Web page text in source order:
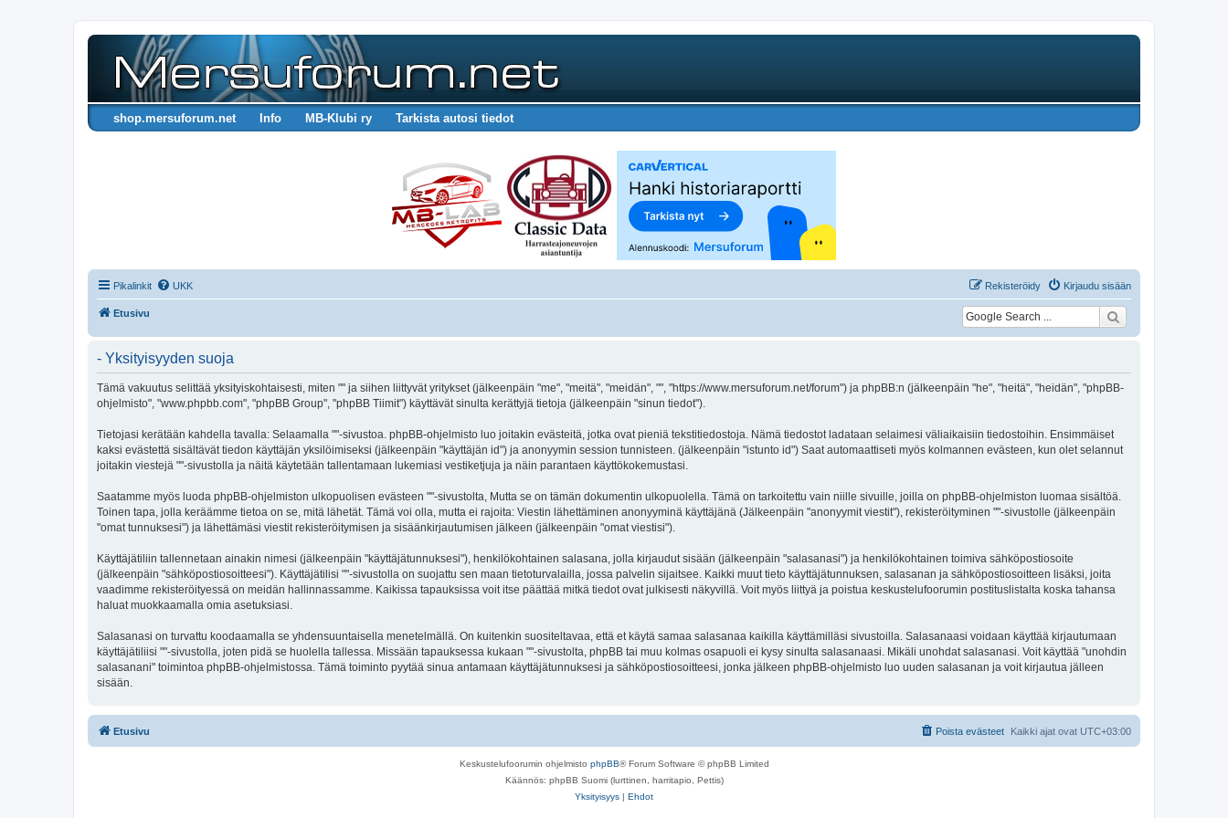
shop.mersuforum.net Info MB-Klubi ry Tarkista autosi tiedot
Pikalinkit UKK Kirjaudu sisään
Rekisteröidy
Etusivu
- Yksityisyyden suoja
Tämä vakuutus selittää yksityiskohtaisesti, miten "" ja siihen liittyvät yritykset (jälkeenpäin "me", "meitä", "meidän", "", "https://www.mersuforum.net/forum") ja phpBB:n (jälkeenpäin "he", "heitä", "heidän", "phpBB-
ohjelmisto", "www.phpbb.com", "phpBB Group", "phpBB Tiimit") käyttävät sinulta kerättyjä tietoja (jälkeenpäin "sinun tiedot").
Tietojasi kerätään kahdella tavalla: Selaamalla ""-sivustoa. phpBB-ohjelmisto luo joitakin evästeitä, jotka ovat pieniä tekstitiedostoja. Nämä tiedostot ladataan selaimesi väliaikaisiin tiedostoihin. Ensimmäiset
kaksi evästettä sisältävät tiedon käyttäjän yksilöimiseksi (jälkeenpäin "käyttäjän id") ja anonyymin session tunnisteen. (jälkeenpäin "istunto id") Saat automaattiseti myös kolmannen evästeen, kun olet selannut
joitakin viestejä ""-sivustolla ja näitä käytetään tallentamaan lukemiasi vestiketjuja ja näin parantaen käyttökokemustasi.
Saatamme myös luoda phpBB-ohjelmiston ulkopuolisen evästeen ""-sivustolta, Mutta se on tämän dokumentin ulkopuolella. Tämä on tarkoitettu vain niille sivuille, joilla on phpBB-ohjelmiston luomaa sisältöä.
Toinen tapa, jolla keräämme tietoa on se, mitä lähetät. Tämä voi olla, mutta ei rajoita: Viestin lähettäminen anonyyminä käyttäjänä (Jälkeenpäin "anonyymit viestit"), rekisteröityminen ""-sivustolle (jälkeenpäin
"omat tunnuksesi") ja lähettämäsi viestit rekisteröitymisen ja sisäänkirjautumisen jälkeen (jälkeenpäin "omat viestisi").
Käyttäjätiliin tallennetaan ainakin nimesi (jälkeenpäin "käyttäjätunnuksesi"), henkilökohtainen salasana, jolla kirjaudut sisään (jälkeenpäin "salasanasi") ja henkilökohtainen toimiva sähköpostiosoite
(jälkeenpäin "sähköpostiosoitteesi"). Käyttäjätilisi ""-sivustolla on suojattu sen maan tietoturvalailla, jossa palvelin sijaitsee. Kaikki muut tieto käyttäjätunnuksen, salasanan ja sähköpostiosoitteen lisäksi, joita
vaadimme rekisteröityessä on meidän hallinnassamme. Kaikissa tapauksissa voit itse päättää mitkä tiedot ovat julkisesti näkyvillä. Voit myös liittyä ja poistua keskustelufoorumin postituslistalta koska tahansa
haluat muokkaamalla omia asetuksiasi.
Salasanasi on turvattu koodaamalla se yhdensuuntaisella menetelmällä. On kuitenkin suositeltavaa, että et käytä samaa salasanaa kaikilla käyttämilläsi sivustoilla. Salasanaasi voidaan käyttää kirjautumaan
käyttäjätiliisi ""-sivustolla, joten pidä se huolella tallessa. Missään tapauksessa kukaan ""-sivustolta, phpBB tai muu kolmas osapuoli ei kysy sinulta salasanaasi. Mikäli unohdat salasanasi. Voit käyttää "unohdin
salasanani" toimintoa phpBB-ohjelmistossa. Tämä toiminto pyytää sinua antamaan käyttäjätunnuksesi ja sähköpostiosoitteesi, jonka jälkeen phpBB-ohjelmisto luo uuden salasanan ja voit kirjautua jälleen
sisään.
Etusivu Kaikki ajat ovat UTC+03:00
Poista evästeet
Keskustelufoorumin ohjelmisto phpBB® Forum Software © phpBB Limited
Käännös: phpBB Suomi (lurttinen, harritapio, Pettis)
Yksityisyys | Ehdot